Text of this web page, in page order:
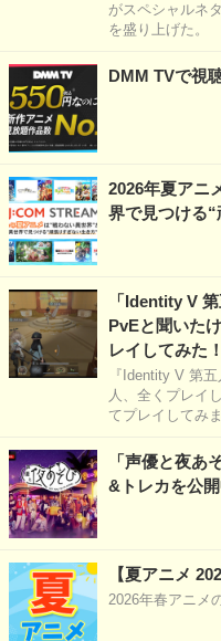
がスペシャルネ
を盛り上げた。
DMM TVで視
2026年夏アニ
界で見つける
「Identity V
PvEと聞いた
レイしてみた
『Identity V 第
人、全くプレイ
てプレイしてみ
「声優と夜あ
&トレカを公開
【夏アニメ
2026年春アニメ